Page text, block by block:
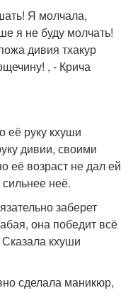
Я молчала,
я не буду молчать!
дивия тхакур
, - Крича
её руку кхуши
дивии, своими
её возраст не дал ей
неё.
заберет
она победит всё
кхуши
сделала маникюр,